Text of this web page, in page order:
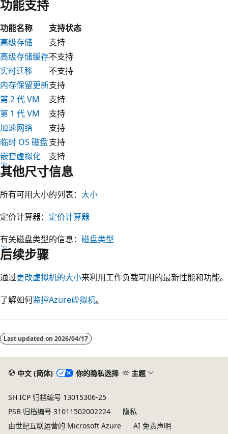
功能支持
功能名称
支持状态
高级存储
支持
高级存储缓存不支持
实时迁移
不支持
内存保留更新支持
第 2 代 VM
支持
第 1 代 VM
支持
加速网络
支持
临时 OS 磁盘支持
嵌套虚拟化
支持
其他尺寸信息
所有可用大小的列表： 大小
定价计算器： 定价计算器
有关磁盘类型的信息： 磁盘类型
后续步骤
通过更改虚拟机的大小来利用工作负载可用的最新性能和功能。
了解如何监控Azure虚拟机。
模
式
Last updated on 2026/04/17
中文 (简体) 你的隐私选择 主题
SH ICP 归档编号 13015306-25
PSB 归档编号 31011502002224
隐私
由世纪互联运营的 Microsoft Azure
AI 免责声明